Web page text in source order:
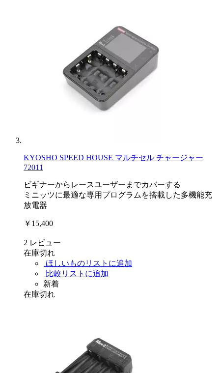
KYOSHO SPEED HOUSE マルチセル チャージャー
72011
ビギナーからレースユーザーまでカバーする
ミニッツに最適な専用プログラムを搭載した多機能充
放電器
￥15,400
2 レビュー
在庫切れ
ほしいものリストに追加
比較リストに追加
新着
在庫切れ